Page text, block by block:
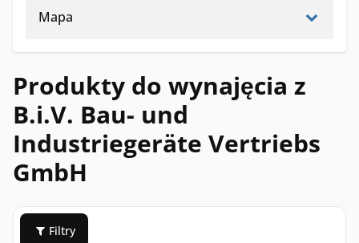
Mapa
Produkty do wynajęcia z
B.i.V. Bau- und
Industriegeräte Vertriebs
GmbH
Filtry